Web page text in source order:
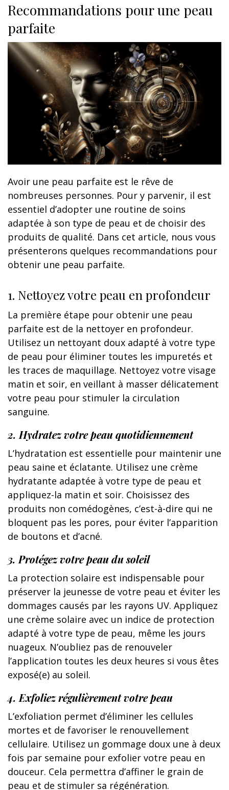
Recommandations pour une peau
parfaite
Avoir une peau parfaite est le rêve de
nombreuses personnes. Pour y parvenir, il est
essentiel d’adopter une routine de soins
adaptée à son type de peau et de choisir des
produits de qualité. Dans cet article, nous vous
présenterons quelques recommandations pour
obtenir une peau parfaite.
1. Nettoyez votre peau en profondeur
La première étape pour obtenir une peau
parfaite est de la nettoyer en profondeur.
Utilisez un nettoyant doux adapté à votre type
de peau pour éliminer toutes les impuretés et
les traces de maquillage. Nettoyez votre visage
matin et soir, en veillant à masser délicatement
votre peau pour stimuler la circulation
sanguine.
2. Hydratez votre peau quotidiennement
L’hydratation est essentielle pour maintenir une
peau saine et éclatante. Utilisez une crème
hydratante adaptée à votre type de peau et
appliquez-la matin et soir. Choisissez des
produits non comédogènes, c’est-à-dire qui ne
bloquent pas les pores, pour éviter l’apparition
de boutons et d’acné.
3. Protégez votre peau du soleil
La protection solaire est indispensable pour
préserver la jeunesse de votre peau et éviter les
dommages causés par les rayons UV. Appliquez
une crème solaire avec un indice de protection
adapté à votre type de peau, même les jours
nuageux. N’oubliez pas de renouveler
l’application toutes les deux heures si vous êtes
exposé(e) au soleil.
4. Exfoliez régulièrement votre peau
L’exfoliation permet d’éliminer les cellules
mortes et de favoriser le renouvellement
cellulaire. Utilisez un gommage doux une à deux
fois par semaine pour exfolier votre peau en
douceur. Cela permettra d’affiner le grain de
peau et de stimuler sa régénération.